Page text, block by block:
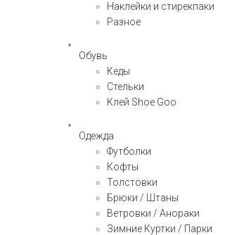
Наклейки и стирекпаки
Разное
Обувь
Кеды
Стельки
Клей Shoe Goo
Одежда
Футболки
Кофты
Толстовки
Брюки / Штаны
Ветровки / Анораки
Зимние Куртки / Парки